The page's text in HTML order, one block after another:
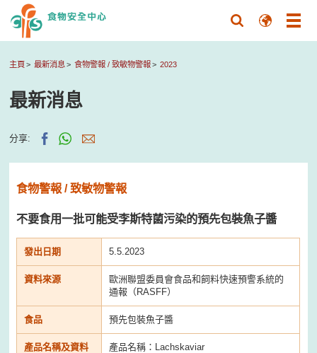
主頁 最新消息 食物警報 / 致敏物警報 2023
最新消息
分享:
食物警報 / 致敏物警報
不要食用一批可能受李斯特菌污染的預先包裝魚子醬
發出日期 5.5.2023
資料來源
歐洲聯盟委員會食品和飼料快速預警系統的
通報（RASFF）
食品 預先包裝魚子醬
產品名稱及資料 產品名稱：Lachskaviar